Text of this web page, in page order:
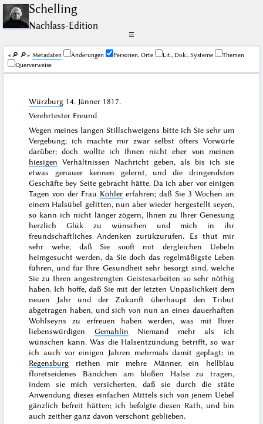
Schelling
Nachlass-Edition
☰
🔎︎ 🔎︎ Me­ta­da­ten Änderungen Personen, Orte Lit., Dok., Systeme
Themen
Querverweise
Würzburg 14. Jänner 1817.
Verehrtester Freund
Wegen meines langen Stillschweigens bitte ich Sie sehr um
Vergebung; ich machte mir zwar selbst öfters Vorwürfe
darüber; doch wollte ich Ihnen nicht eher von meinen
hiesigen Verhältnissen Nachricht geben, als bis ich sie
etwas genauer kennen gelernt, und die dringendsten
Geschäfte bey Seite gebracht hätte. Da ich aber vor einigen
Tagen von der Frau Köhler erfahren; daß Sie 3 Wochen an
einem Halsübel gelitten, nun aber wieder hergestellt seyen,
so kann ich nicht länger zögern, Ihnen zu Ihrer Genesung
herzlich Glük zu wünschen und mich in ihr
freundschaftliches Andenken zurükzurufen. Es thut mir
sehr wehe, daß Sie sooft mit dergleichen Uebeln
heimgesucht werden, da Sie doch das regelmäßigste Leben
führen, und für Ihre Gesundheit sehr besorgt sind, welche
Sie zu Ihren angestrengten Geistesarbeiten so sehr nöthig
haben. Ich hoffe, daß Sie mit der letzten Unpäslichkeit dem
neuen Jahrund der Zukunft überhaupt den Tribut
abgetragen haben, und sich von nun an eines dauerhaften
Wohlseyns zu erfreuen haben werden, was mit Ihrer
liebenswürdigen Gemahlin Niemand mehr als ich
wünschen kann. Was die Halsentzündung betrifft, so war
ich auch vor einigen Jahren mehrmals damit geplagt; in
Regensburg riethen mir mehre Männer, ein hellblau
floretseidenes Bändchen am bloßen Halse zu tragen,
indem sie mich versicherten, daß sie durch die stäte
Anwendung dieses einfachen Mittels sich von jenem Uebel
gänzlich befreit hätten; ich befolgte diesen Rath, und bin
auch zeither ganz davon verschont geblieben.